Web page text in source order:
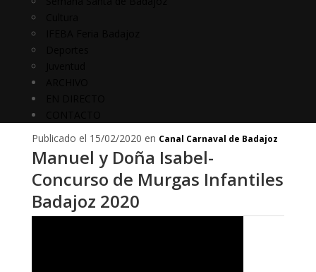
Publicado el 15/02/2020 en Canal Carnaval de Badajoz
Manuel y Doña Isabel-
Concurso de Murgas Infantiles
Badajoz 2020